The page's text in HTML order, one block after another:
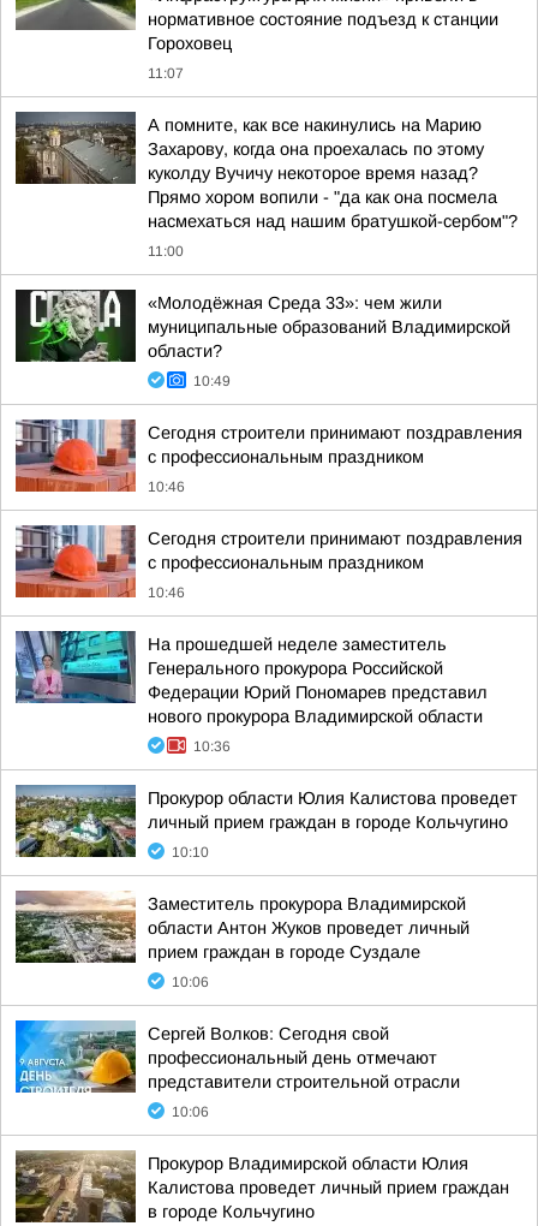
нормативное состояние подъезд к станции
Гороховец
11:07
А помните, как все накинулись на Марию
Захарову, когда она проехалась по этому
куколду Вучичу некоторое время назад?
Прямо хором вопили - "да как она посмела
насмехаться над нашим братушкой-сербом"?
11:00
«Молодёжная Среда 33»: чем жили
муниципальные образований Владимирской
области?
10:49
Сегодня строители принимают поздравления
с профессиональным праздником
10:46
Сегодня строители принимают поздравления
с профессиональным праздником
10:46
На прошедшей неделе заместитель
Генерального прокурора Российской
Федерации Юрий Пономарев представил
нового прокурора Владимирской области
10:36
Прокурор области Юлия Калистова проведет
личный прием граждан в городе Кольчугино
10:10
Заместитель прокурора Владимирской
области Антон Жуков проведет личный
прием граждан в городе Суздале
10:06
Сергей Волков: Сегодня свой
профессиональный день отмечают
представители строительной отрасли
10:06
Прокурор Владимирской области Юлия
Калистова проведет личный прием граждан
в городе Кольчугино